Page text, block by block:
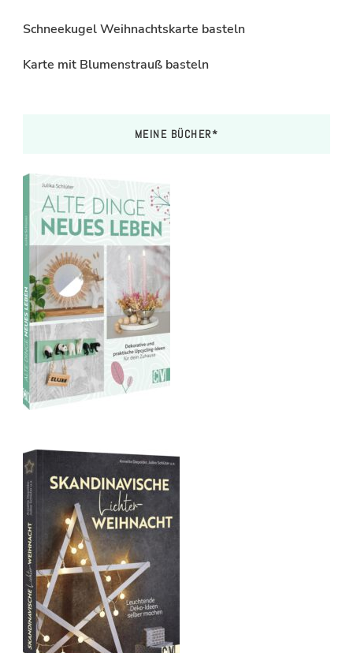
Schneekugel Weihnachtskarte basteln
Karte mit Blumenstrauß basteln
MEINE BÜCHER*